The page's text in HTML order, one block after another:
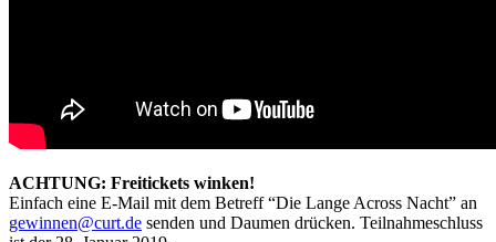
ACHTUNG: Freitickets winken!
Einfach eine E-Mail mit dem Betreff “Die Lange Across Nacht” an
gewinnen@curt.de senden und Daumen drücken. Teilnahmeschluss